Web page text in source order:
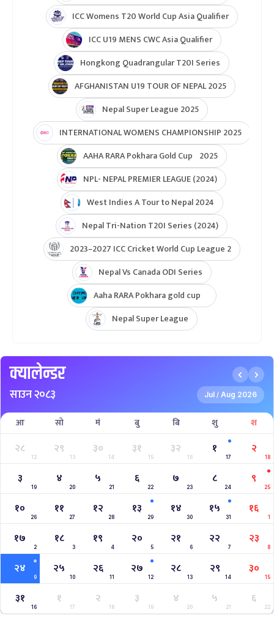
ICC Womens T20 World Cup Asia Qualifier
ICC U19 MENS CWC Asia Qualifier
Hongkong Quadrangular T20I Series
AFGHANISTAN U19 TOUR OF NEPAL 2025
Nepal Super League 2025
INTERNATIONAL WOMENS CHAMPIONSHIP 2025
AAHA RARA Pokhara Gold Cup 2025
NPL- NEPAL PREMIER LEAGUE (2024)
West Indies A Tour to Nepal 2024
Nepal Tri-Nation T20I Series (2024)
2023–2027 ICC Cricket World Cup League 2
Nepal Vs Canada ODI Series
Aaha RARA Pokhara gold cup
Nepal Super League
क्यालेन्डर
साउन २०८३ Jul / Aug 2026
आ सो मं बु बि शु श
२८
12
२९
13
३०
14
३१
15
३२
16
१
17
२
18
३
19
४
20
५
21
६
22
७
23
८
24
९
25
१०
26
११
27
१२
28
१३
29
१४
30
१५
31
१६
1
१७
2
१८
3
१९
4
२०
5
२१
6
२२
7
२३
8
२४
9
२५
10
२६
11
२७
12
२८
13
२९
14
३०
15
३१
16
१
17
२
18
३
19
४
20
५
21
६
22